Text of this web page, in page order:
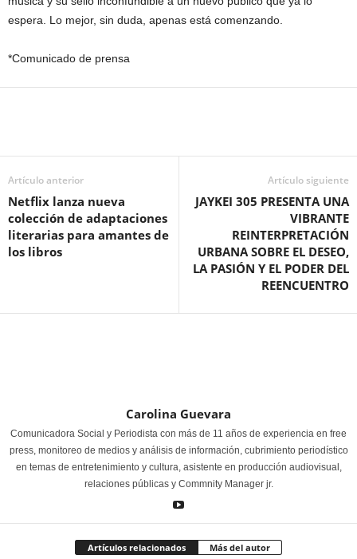
espera. Lo mejor, sin duda, apenas está comenzando.
*Comunicado de prensa
Artículo anterior
Netflix lanza nueva
colección de adaptaciones
literarias para amantes de
los libros
Artículo siguiente
JAYKEI 305 PRESENTA UNA
VIBRANTE
REINTERPRETACIÓN
URBANA SOBRE EL DESEO,
LA PASIÓN Y EL PODER DEL
REENCUENTRO
Carolina Guevara
Comunicadora Social y Periodista con más de 11 años de experiencia en free
press, monitoreo de medios y análisis de información, cubrimiento periodístico
en temas de entretenimiento y cultura, asistente en producción audiovisual,
relaciones públicas y Commnity Manager jr.
Artículos relacionados Más del autor